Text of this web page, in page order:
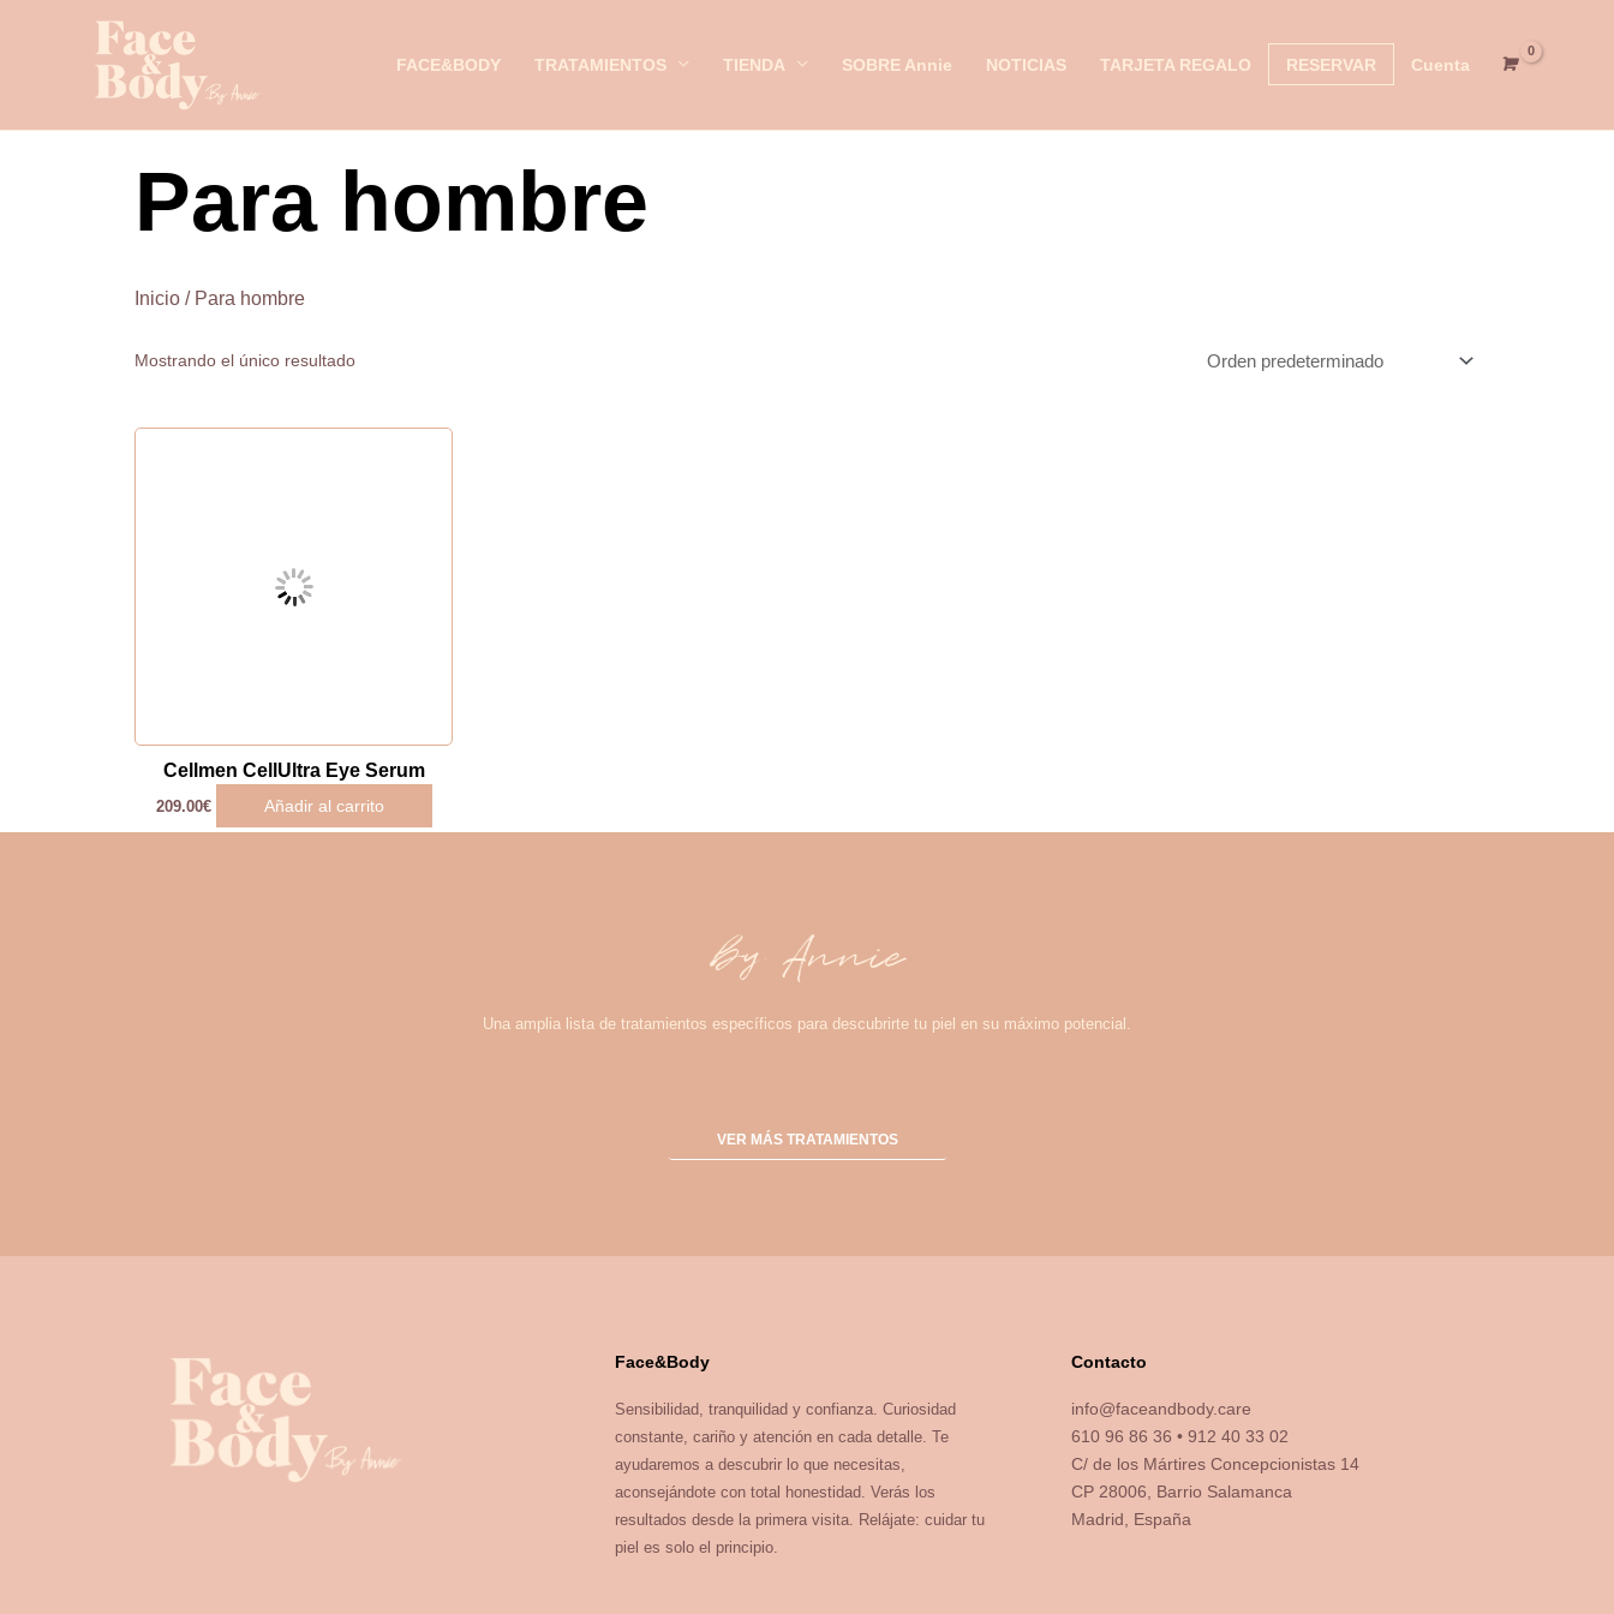
FACE&BODY TRATAMIENTOS TIENDA SOBRE Annie NOTICIAS TARJETA REGALO RESERVAR Cuenta
Para hombre
Inicio / Para hombre
Mostrando el único resultado
Cellmen CellUltra Eye Serum
209.00€ Añadir al carrito
by Annie
Una amplia lista de tratamientos específicos para descubrirte tu piel en su máximo potencial.
VER MÁS TRATAMIENTOS
Face&Body
Sensibilidad, tranquilidad y confianza. Curiosidad
constante, cariño y atención en cada detalle. Te
ayudaremos a descubrir lo que necesitas,
aconsejándote con total honestidad. Verás los
resultados desde la primera visita. Relájate: cuidar tu
piel es solo el principio.
Contacto
info@faceandbody.care
610 96 86 36 • 912 40 33 02
C/ de los Mártires Concepcionistas 14
CP 28006, Barrio Salamanca
Madrid, España